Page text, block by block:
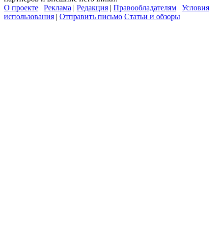
О проекте | Реклама | Редакция | Правообладателям | Условия
использования | Отправить письмо Статьи и обзоры